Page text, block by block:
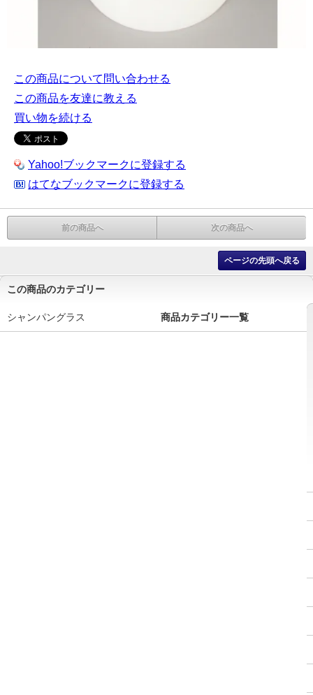
この商品について問い合わせる
この商品を友達に教える
買い物を続ける
Yahoo!ブックマークに登録する
はてなブックマークに登録する
前の商品へ 次の商品へ
ページの先頭へ戻る
この商品のカテゴリー
シャンパングラス 商品カテゴリー一覧